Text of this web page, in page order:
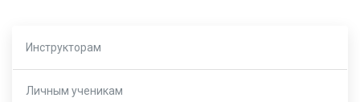
Инструкторам
Личным ученикам